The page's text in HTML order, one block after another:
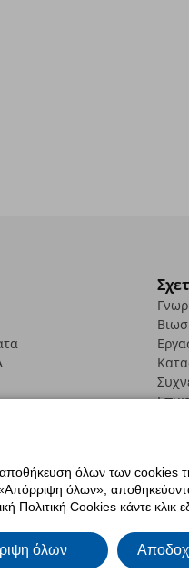
Δήλωση ψηφιακής
όλων των cookies
όλων»,
Πολιτική Cookies κάντε κλικ
όλων